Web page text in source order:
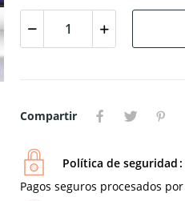
Compartir
Política de seguridad
Pagos seguros procesados